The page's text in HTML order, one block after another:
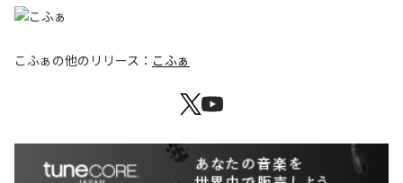
こふぁ の他のリリース： こふぁ